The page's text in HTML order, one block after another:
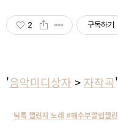
2 구독하기
'음악미디상자 > 자작곡
틱톡 챌린지 노래 #해수부알럽챌